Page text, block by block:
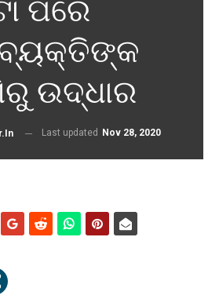
ପରେ
ଉଦ୍ଧାର
Last updated Nov 28, 2020